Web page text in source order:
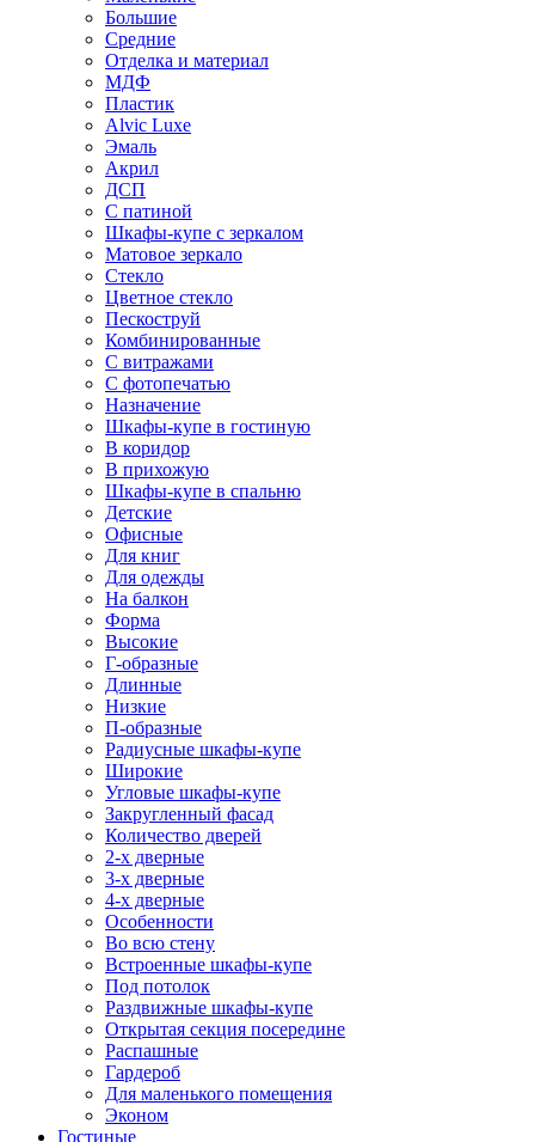
Большие
Средние
Отделка и материал
МДФ
Пластик
Alvic Luxe
Эмаль
Акрил
ДСП
С патиной
Шкафы-купе с зеркалом
Матовое зеркало
Стекло
Цветное стекло
Пескоструй
Комбинированные
С витражами
С фотопечатью
Назначение
Шкафы-купе в гостиную
В коридор
В прихожую
Шкафы-купе в спальню
Детские
Офисные
Для книг
Для одежды
На балкон
Форма
Высокие
Г-образные
Длинные
Низкие
П-образные
Радиусные шкафы-купе
Широкие
Угловые шкафы-купе
Закругленный фасад
Количество дверей
2-х дверные
3-х дверные
4-х дверные
Особенности
Во всю стену
Встроенные шкафы-купе
Под потолок
Раздвижные шкафы-купе
Открытая секция посередине
Распашные
Гардероб
Для маленького помещения
Эконом
Гостиные